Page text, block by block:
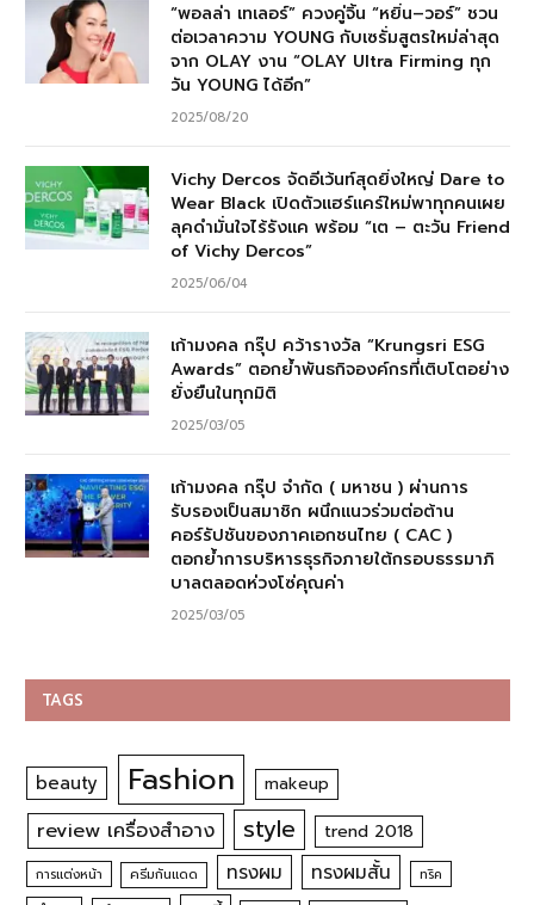
“พอลล่า เทเลอร์” ควงคู่จิ้น “หยิ่น–วอร์” ชวน
ต่อเวลาความ YOUNG กับเซรั่มสูตรใหม่ล่าสุด
จาก OLAY งาน “OLAY Ultra Firming ทุก
วัน YOUNG ได้อีก”
2025/08/20
Vichy Dercos จัดอีเว้นท์สุดยิ่งใหญ่ Dare to
Wear Black เปิดตัวแฮร์แคร์ใหม่พาทุกคนเผย
ลุคดำมั่นใจไร้รังแค พร้อม “เต – ตะวัน Friend
of Vichy Dercos”
2025/06/04
เก้ามงคล กรุ๊ป คว้ารางวัล “Krungsri ESG
Awards” ตอกย้ำพันธกิจองค์กรที่เติบโตอย่าง
ยั่งยืนในทุกมิติ
2025/03/05
เก้ามงคล กรุ๊ป จำกัด ( มหาชน ) ผ่านการ
รับรองเป็นสมาชิก ผนึกแนวร่วมต่อต้าน
คอร์รัปชันของภาคเอกชนไทย ( CAC )
ตอกย้ำการบริหารธุรกิจภายใต้กรอบธรรมาภิ
บาลตลอดห่วงโซ่คุณค่า
2025/03/05
TAGS
beauty Fashion makeup
review เครื่องสำอาง style trend 2018
การแต่งหน้า ครีมกันแดด ทรงผม ทรงผมสั้น ทริค